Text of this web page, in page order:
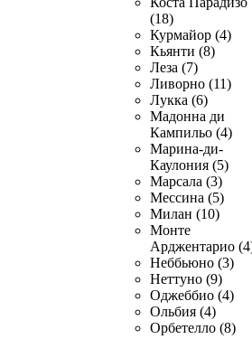
(18)
Курмайор (4)
Кьянти (8)
Леза (7)
Ливорно (11)
Лукка (6)
Мадонна ди
Кампильо (4)
Марина-ди-
Каулония (5)
Марсала (3)
Мессина (5)
Милан (10)
Монте
Арджентарио
Неббьюно (3)
Неттуно (9)
Оджеббио (4)
Ольбия (4)
Орбетелло (8)